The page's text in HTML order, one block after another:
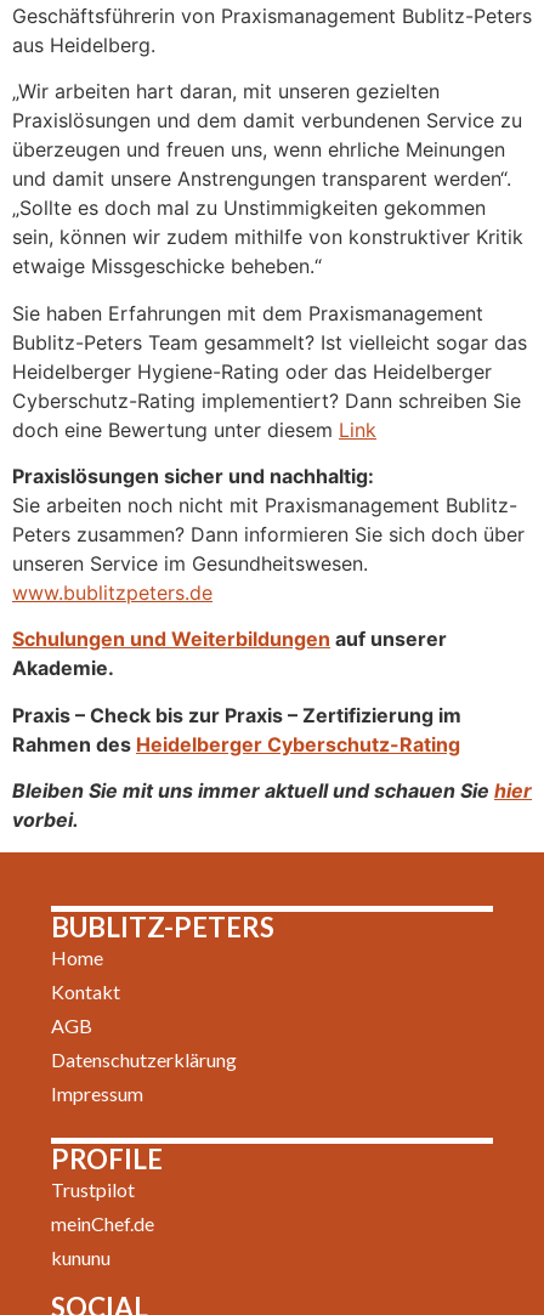
Geschäftsführerin von Praxismanagement Bublitz-Peters
aus Heidelberg.
„Wir arbeiten hart daran, mit unseren gezielten
Praxislösungen und dem damit verbundenen Service zu
überzeugen und freuen uns, wenn ehrliche Meinungen
und damit unsere Anstrengungen transparent werden“.
„Sollte es doch mal zu Unstimmigkeiten gekommen
sein, können wir zudem mithilfe von konstruktiver Kritik
etwaige Missgeschicke beheben.“
Sie haben Erfahrungen mit dem Praxismanagement
Bublitz-Peters Team gesammelt? Ist vielleicht sogar das
Heidelberger Hygiene-Rating oder das Heidelberger
Cyberschutz-Rating implementiert? Dann schreiben Sie
doch eine Bewertung unter diesem Link
Praxislösungen sicher und nachhaltig:
Sie arbeiten noch nicht mit Praxismanagement Bublitz-
Peters zusammen? Dann informieren Sie sich doch über
unseren Service im Gesundheitswesen.
www.bublitzpeters.de
Schulungen und Weiterbildungen auf unserer
Akademie.
Praxis – Check bis zur Praxis – Zertifizierung im
Rahmen des Heidelberger Cyberschutz-Rating
Bleiben Sie mit uns immer aktuell und schauen Sie hier
vorbei.
BUBLITZ-PETERS
Home
Kontakt
AGB
Datenschutzerklärung
Impressum
PROFILE
Trustpilot
meinChef.de
kununu
SOCIAL